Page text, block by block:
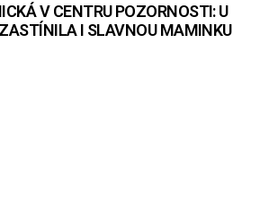
V CENTRU POZORNOSTI: U
I SLAVNOU MAMINKU